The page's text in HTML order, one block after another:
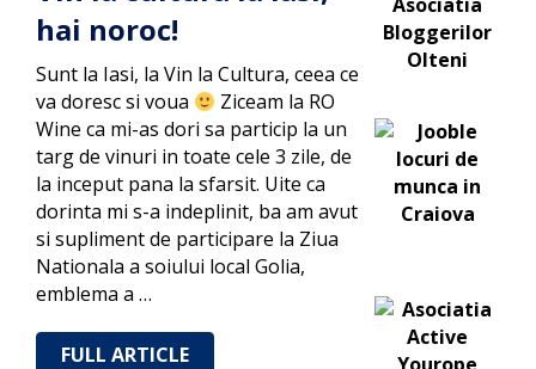
hai noroc!
Sunt la Iasi, la Vin la Cultura, ceea ce
va doresc si voua
Ziceam la RO
Wine ca mi-as dori sa particip la un
targ de vinuri in toate cele 3 zile, de
la inceput pana la sfarsit. Uite ca
dorinta mi s-a indeplinit, ba am avut
si supliment de participare la Ziua
Nationala a soiului local Golia,
emblema a …
FULL ARTICLE